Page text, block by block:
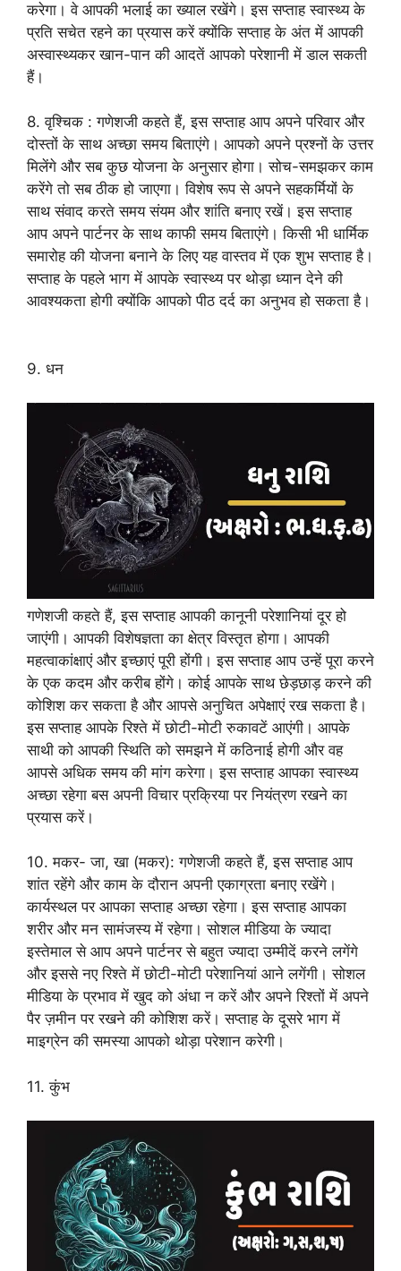
करेगा। वे आपकी भलाई का ख्याल रखेंगे। इस सप्ताह स्वास्थ्य के
प्रति सचेत रहने का प्रयास करें क्योंकि सप्ताह के अंत में आपकी
अस्वास्थ्यकर खान-पान की आदतें आपको परेशानी में डाल सकती
हैं।
8. वृश्चिक : गणेशजी कहते हैं, इस सप्ताह आप अपने परिवार और
दोस्तों के साथ अच्छा समय बिताएंगे। आपको अपने प्रश्नों के उत्तर
मिलेंगे और सब कुछ योजना के अनुसार होगा। सोच-समझकर काम
करेंगे तो सब ठीक हो जाएगा। विशेष रूप से अपने सहकर्मियों के
साथ संवाद करते समय संयम और शांति बनाए रखें। इस सप्ताह
आप अपने पार्टनर के साथ काफी समय बिताएंगे। किसी भी धार्मिक
समारोह की योजना बनाने के लिए यह वास्तव में एक शुभ सप्ताह है।
सप्ताह के पहले भाग में आपके स्वास्थ्य पर थोड़ा ध्यान देने की
आवश्यकता होगी क्योंकि आपको पीठ दर्द का अनुभव हो सकता है।
9. धन
गणेशजी कहते हैं, इस सप्ताह आपकी कानूनी परेशानियां दूर हो
जाएंगी। आपकी विशेषज्ञता का क्षेत्र विस्तृत होगा। आपकी
महत्वाकांक्षाएं और इच्छाएं पूरी होंगी। इस सप्ताह आप उन्हें पूरा करने
के एक कदम और करीब होंगे। कोई आपके साथ छेड़छाड़ करने की
कोशिश कर सकता है और आपसे अनुचित अपेक्षाएं रख सकता है।
इस सप्ताह आपके रिश्ते में छोटी-मोटी रुकावटें आएंगी। आपके
साथी को आपकी स्थिति को समझने में कठिनाई होगी और वह
आपसे अधिक समय की मांग करेगा। इस सप्ताह आपका स्वास्थ्य
अच्छा रहेगा बस अपनी विचार प्रक्रिया पर नियंत्रण रखने का
प्रयास करें।
10. मकर- जा, खा (मकर): गणेशजी कहते हैं, इस सप्ताह आप
शांत रहेंगे और काम के दौरान अपनी एकाग्रता बनाए रखेंगे।
कार्यस्थल पर आपका सप्ताह अच्छा रहेगा। इस सप्ताह आपका
शरीर और मन सामंजस्य में रहेगा। सोशल मीडिया के ज्यादा
इस्तेमाल से आप अपने पार्टनर से बहुत ज्यादा उम्मीदें करने लगेंगे
और इससे नए रिश्ते में छोटी-मोटी परेशानियां आने लगेंगी। सोशल
मीडिया के प्रभाव में खुद को अंधा न करें और अपने रिश्तों में अपने
पैर ज़मीन पर रखने की कोशिश करें। सप्ताह के दूसरे भाग में
माइग्रेन की समस्या आपको थोड़ा परेशान करेगी।
11. कुंभ